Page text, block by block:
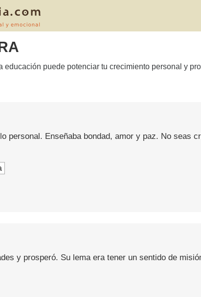
puede potenciar tu crecimiento personal y
personal. Enseñaba bondad, amor y paz. No seas
y prosperó. Su lema era tener un sentido de